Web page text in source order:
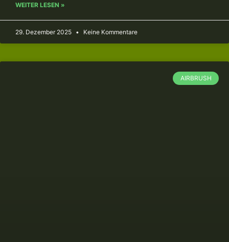
WEITER LESEN »
29. Dezember 2025 Keine Kommentare
AIRBRUSH